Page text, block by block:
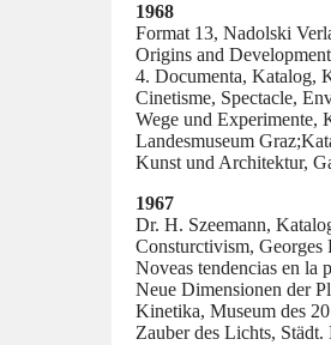
1968
Format 13, Nadolski
Origins and
4. Documenta, Katalog,
Cinetisme, Spectacle,
Wege und Experimente,
Landesmuseum
Kunst und Architektur,
1967
Dr. H. Szeemann,
Consturctivism,
Noveas tendencias en
Neue Dimensionen der
Kinetika, Museum des
Zauber des Lichts,